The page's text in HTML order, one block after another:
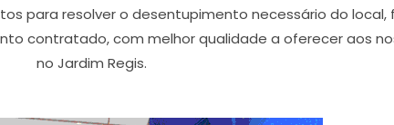
para resolver o desentupimento necessário do local,
contratado, com melhor qualidade a oferecer aos
no Jardim Regis.